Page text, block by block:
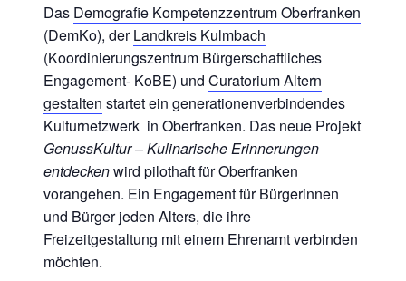
Das Demografie Kompetenzzentrum Oberfranken
(DemKo), derLandkreis Kulmbach
(Koordinierungszentrum Bürgerschaftliches
Engagement- KoBE) und Curatorium Altern
gestalten startet ein generationenverbindendes
Kulturnetzwerk in Oberfranken. Das neue Projekt
GenussKultur – Kulinarische Erinnerungen
entdeckenwird pilothaft für Oberfranken
vorangehen. Ein Engagement für Bürgerinnen
und Bürger jeden Alters, die ihre
Freizeitgestaltung mit einem Ehrenamt verbinden
möchten.